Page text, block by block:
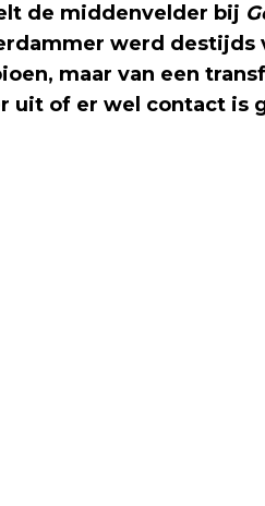
de middenvelder bij
werd destijds
maar van een
uit of er wel contact is